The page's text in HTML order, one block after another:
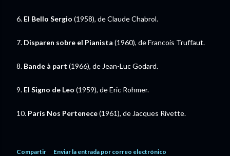
6. El Bello Sergio (1958), de Claude Chabrol.
7. Disparen sobre el Pianista (1960), de Francois Truffaut.
8. Bande à part (1966), de Jean-Luc Godard.
9. El Signo de Leo (1959), de Eric Rohmer.
10. París Nos Pertenece(1961), de Jacques Rivette.
Compartir
Enviar la entrada por correo electrónico